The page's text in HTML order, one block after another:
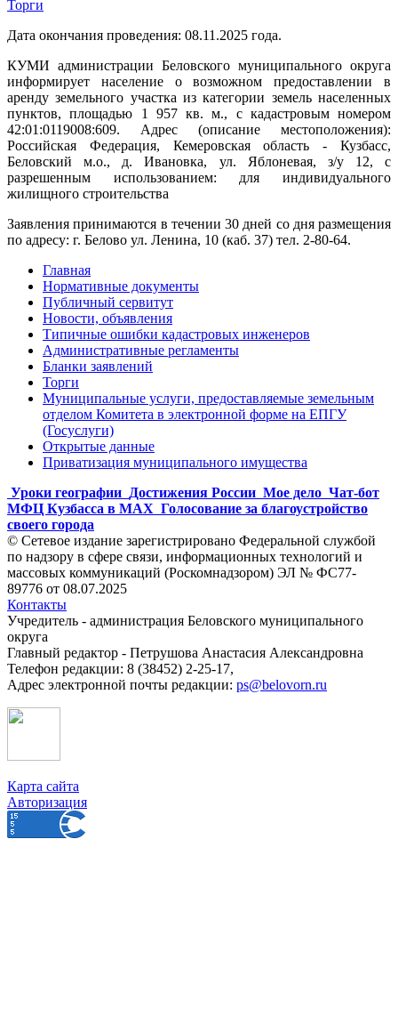
Торги
Дата окончания проведения: 08.11.2025 года.
КУМИ администрации Беловского муниципального округа
информирует население о возможном предоставлении в
аренду земельного участка из категории земель населенных
пунктов, площадью 1 957 кв. м., с кадастровым номером
42:01:0119008:609. Адрес (описание местоположения):
Российская Федерация, Кемеровская область - Кузбасс,
Беловский м.о., д. Ивановка, ул. Яблоневая, з/у 12, с
разрешенным использованием: для индивидуального
жилищного строительства
Заявления принимаются в течении 30 дней со дня размещения
по адресу: г. Белово ул. Ленина, 10 (каб. 37) тел. 2-80-64.
Главная
Нормативные документы
Публичный сервитут
Новости, объявления
Типичные ошибки кадастровых инженеров
Административные регламенты
Бланки заявлений
Торги
Муниципальные услуги, предоставляемые земельным
отделом Комитета в электронной форме на ЕПГУ
(Госуслуги)
Открытые данные
Приватизация муниципального имущества
Уроки географии Достижения России Мое дело Чат-бот
МФЦ Кузбасса в MAX Голосование за благоустройство
своего города
© Сетевое издание зарегистрировано Федеральной службой
по надзору в сфере связи, информационных технологий и
массовых коммуникаций (Роскомнадзором) ЭЛ № ФС77-
89776 от 08.07.2025
Контакты
Учредитель - администрация Беловского муниципального
округа
Главный редактор - Петрушова Анастасия Александровна
Телефон редакции: 8 (38452) 2-25-17,
Адрес электронной почты редакции: ps@belovorn.ru
Карта сайта
Авторизация